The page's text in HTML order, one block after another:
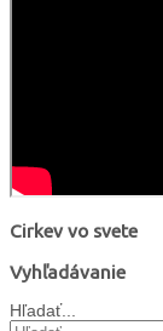
Cirkev vo svete
Vyhľadávanie
Hľadať...